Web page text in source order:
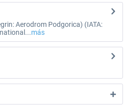
Aerodrom Podgorica) (IATA:
más